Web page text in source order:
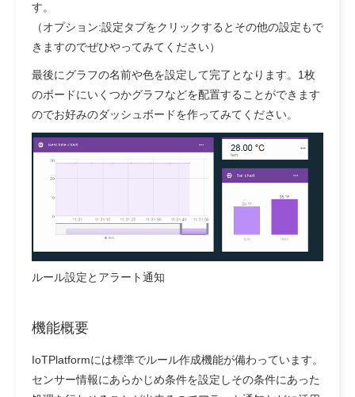
す。
（オプション:設定タブをクリックするとその他の設定もで
きますのでぜひやってみてください）
最後にグラフの名前や色を設定して完了となります。1枚
のボードにいくつかグラフなどを配置することができます
のでお好みのダッシュボードを作ってみてください。
ルール設定とアラート通知
機能概要
IoTPlatformには標準でルール作成機能が備わっています。
センサー情報にあらかじめ条件を設定しその条件にあった